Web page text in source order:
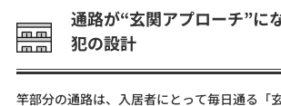
通路が“玄関アプローチ”に
犯の設計
竿部分の通路は、入居者にとって毎日通る「